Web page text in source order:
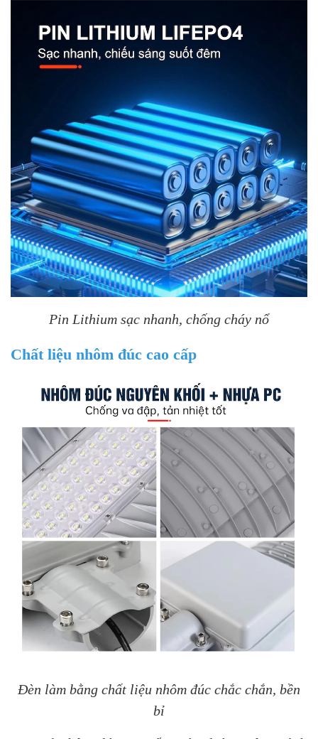
Pin Lithium sạc nhanh, chống cháy nổ
Chất liệu nhôm đúc cao cấp
Đèn làm bằng chất liệu nhôm đúc chắc chắn, bền
bỉ